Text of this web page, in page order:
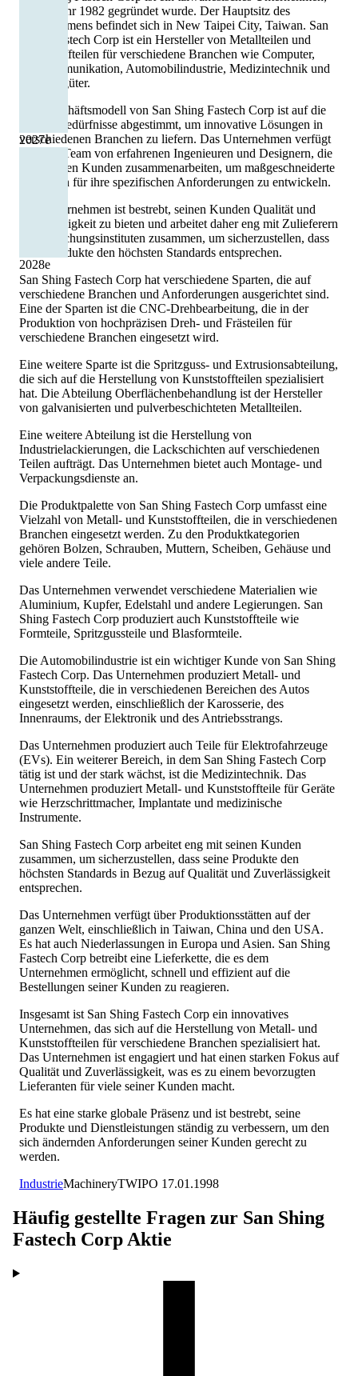
2027e
2028e
das im Jahr 1982 gegründet wurde. Der Hauptsitz des
Unternehmens befindet sich in New Taipei City, Taiwan. San
Shing Fastech Corp ist ein Hersteller von Metallteilen und
Kunststoffteilen für verschiedene Branchen wie Computer,
Telekommunikation, Automobilindustrie, Medizintechnik und
Konsumgüter.
Das Geschäftsmodell von San Shing Fastech Corp ist auf die
Kundenbedürfnisse abgestimmt, um innovative Lösungen in
verschiedenen Branchen zu liefern. Das Unternehmen verfügt
über ein Team von erfahrenen Ingenieuren und Designern, die
eng mit den Kunden zusammenarbeiten, um maßgeschneiderte
Lösungen für ihre spezifischen Anforderungen zu entwickeln.
Das Unternehmen ist bestrebt, seinen Kunden Qualität und
Zuverlässigkeit zu bieten und arbeitet daher eng mit Zulieferern
und Forschungsinstituten zusammen, um sicherzustellen, dass
seine Produkte den höchsten Standards entsprechen.
San Shing Fastech Corp hat verschiedene Sparten, die auf
verschiedene Branchen und Anforderungen ausgerichtet sind.
Eine der Sparten ist die CNC-Drehbearbeitung, die in der
Produktion von hochpräzisen Dreh- und Frästeilen für
verschiedene Branchen eingesetzt wird.
Eine weitere Sparte ist die Spritzguss- und Extrusionsabteilung,
die sich auf die Herstellung von Kunststoffteilen spezialisiert
hat. Die Abteilung Oberflächenbehandlung ist der Hersteller
von galvanisierten und pulverbeschichteten Metallteilen.
Eine weitere Abteilung ist die Herstellung von
Industrielackierungen, die Lackschichten auf verschiedenen
Teilen aufträgt. Das Unternehmen bietet auch Montage- und
Verpackungsdienste an.
Die Produktpalette von San Shing Fastech Corp umfasst eine
Vielzahl von Metall- und Kunststoffteilen, die in verschiedenen
Branchen eingesetzt werden. Zu den Produktkategorien
gehören Bolzen, Schrauben, Muttern, Scheiben, Gehäuse und
viele andere Teile.
Das Unternehmen verwendet verschiedene Materialien wie
Aluminium, Kupfer, Edelstahl und andere Legierungen. San
Shing Fastech Corp produziert auch Kunststoffteile wie
Formteile, Spritzgussteile und Blasformteile.
Die Automobilindustrie ist ein wichtiger Kunde von San Shing
Fastech Corp. Das Unternehmen produziert Metall- und
Kunststoffteile, die in verschiedenen Bereichen des Autos
eingesetzt werden, einschließlich der Karosserie, des
Innenraums, der Elektronik und des Antriebsstrangs.
Das Unternehmen produziert auch Teile für Elektrofahrzeuge
(EVs). Ein weiterer Bereich, in dem San Shing Fastech Corp
tätig ist und der stark wächst, ist die Medizintechnik. Das
Unternehmen produziert Metall- und Kunststoffteile für Geräte
wie Herzschrittmacher, Implantate und medizinische
Instrumente.
San Shing Fastech Corp arbeitet eng mit seinen Kunden
zusammen, um sicherzustellen, dass seine Produkte den
höchsten Standards in Bezug auf Qualität und Zuverlässigkeit
entsprechen.
Das Unternehmen verfügt über Produktionsstätten auf der
ganzen Welt, einschließlich in Taiwan, China und den USA.
Es hat auch Niederlassungen in Europa und Asien. San Shing
Fastech Corp betreibt eine Lieferkette, die es dem
Unternehmen ermöglicht, schnell und effizient auf die
Bestellungen seiner Kunden zu reagieren.
Insgesamt ist San Shing Fastech Corp ein innovatives
Unternehmen, das sich auf die Herstellung von Metall- und
Kunststoffteilen für verschiedene Branchen spezialisiert hat.
Das Unternehmen ist engagiert und hat einen starken Fokus auf
Qualität und Zuverlässigkeit, was es zu einem bevorzugten
Lieferanten für viele seiner Kunden macht.
Es hat eine starke globale Präsenz und ist bestrebt, seine
Produkte und Dienstleistungen ständig zu verbessern, um den
sich ändernden Anforderungen seiner Kunden gerecht zu
werden.
IndustrieMachineryTWIPO 17.01.1998
Häufig gestellte Fragen zur San Shing
Fastech Corp Aktie